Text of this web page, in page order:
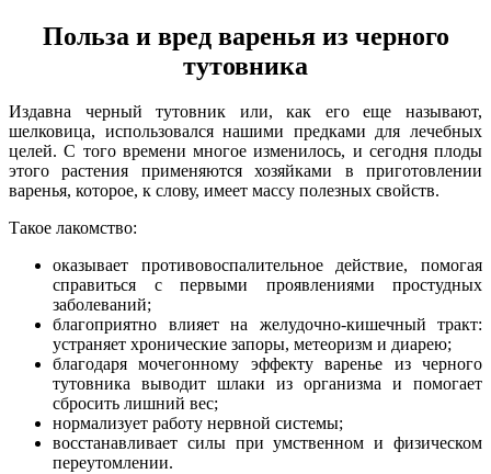
Польза и вред варенья из черного
тутовника
Издавна черный тутовник или, как его еще называют,
шелковица, использовался нашими предками для лечебных
целей. С того времени многое изменилось, и сегодня плоды
этого растения применяются хозяйками в приготовлении
варенья, которое, к слову, имеет массу полезных свойств.
Такое лакомство:
оказывает противовоспалительное действие, помогая
справиться с первыми проявлениями простудных
заболеваний;
благоприятно влияет на желудочно-кишечный тракт:
устраняет хронические запоры, метеоризм и диарею;
благодаря мочегонному эффекту варенье из черного
тутовника выводит шлаки из организма и помогает
сбросить лишний вес;
нормализует работу нервной системы;
восстанавливает силы при умственном и физическом
переутомлении.